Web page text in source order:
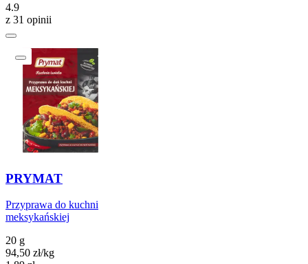
4.9
z 31 opinii
PRYMAT
Przyprawa do kuchni
meksykańskiej
20 g
94,50 zł/kg